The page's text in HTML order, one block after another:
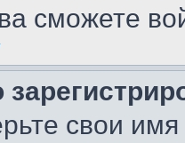
сможете
свои